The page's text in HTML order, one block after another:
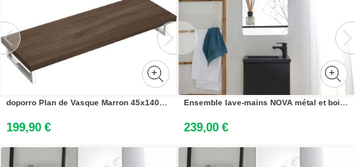
doporro Plan de Vasque Marron 45x140cm Meuble sous Lavabo Plan Lave Mains avec 2 Supports en Inox
199,90 €
Ensemble lave-mains NOVA métal et bois avec miroir à tablette
239,00 €